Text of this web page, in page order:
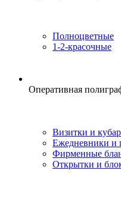
Полноцветные
1-2-красочные
Оперативная
Визитки и
Ежедневники и
Фирменные
Открытки и